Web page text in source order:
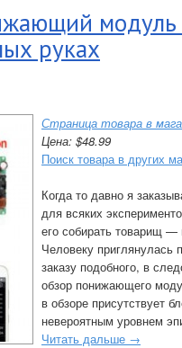
модуль
руках
Страница товара в
Цена: $48.99
Поиск товара в других
Когда то давно я
для всяких
его собирать товарищ
Человеку приглянулась
заказу подобного, в
обзор понижающего
в обзоре присутствует
невероятным уровнем
Читать дальше →